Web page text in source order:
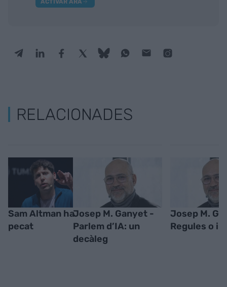
ACTIVAR ARA
RELACIONADES
Sam Altman ha
pecat
Josep M. Ganyet -
Parlem d’IA: un
decàleg
Josep M.
Regules o